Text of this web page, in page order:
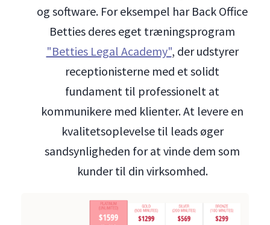
og software. For eksempel har Back Office
Betties deres eget træningsprogram
"Betties Legal Academy", der udstyrer
receptionisterne med et solidt
fundament til professionelt at
kommunikere med klienter. At levere en
kvalitetsoplevelse til leads øger
sandsynligheden for at vinde dem som
kunder til din virksomhed.